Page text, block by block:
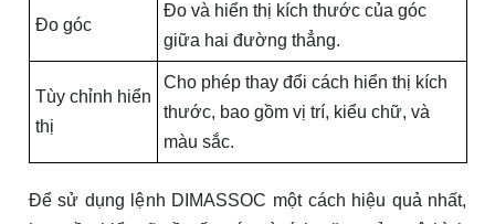
Đo góc
Đo và hiển thị kích thước của góc
giữa hai đường thẳng.
Tùy chỉnh hiển
thị
Cho phép thay đổi cách hiển thị kích
thước, bao gồm vị trí, kiểu chữ, và
màu sắc.
Để sử dụng lệnh DIMASSOC một cách hiệu quả nhất,